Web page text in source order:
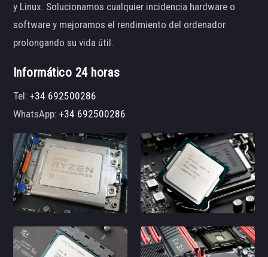
y Linux. Solucionamos cualquier incidencia hardware o
software y mejoramos el rendimiento del ordenador
prolongando su vida útil.
Informático 24 horas
Tel:+34 692500286
WhatsApp:+34 692500286